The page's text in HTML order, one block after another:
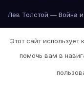
Лев Толстой — Война
Лос-
Этот сайт использует
помочь вам в